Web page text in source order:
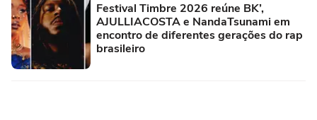
Festival Timbre 2026 reúne BK’,
AJULLIACOSTA e NandaTsunami em
encontro de diferentes gerações do rap
brasileiro